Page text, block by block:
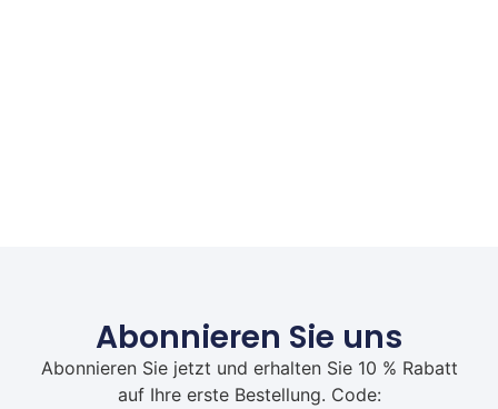
Abonnieren Sie uns
Abonnieren Sie jetzt und erhalten Sie 10 % Rabatt
auf Ihre erste Bestellung. Code: